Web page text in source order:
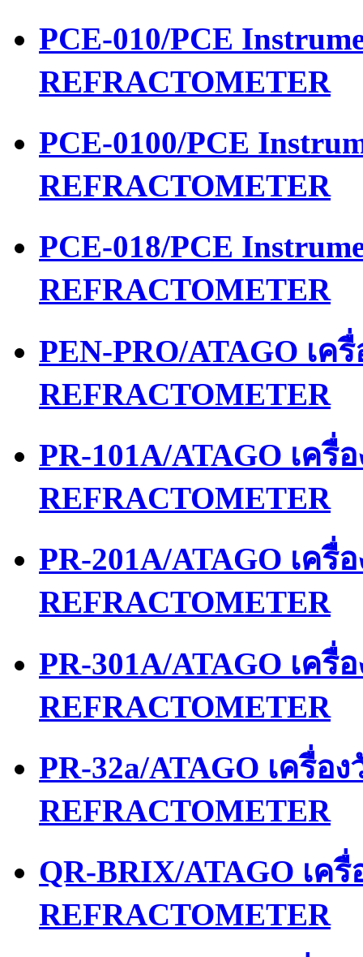
PCE-010/PCE
REFRACTOMETER
PCE-0100/PCE
REFRACTOMETER
PCE-018/PCE
REFRACTOMETER
PEN-PRO/ATAGO เ
REFRACTOMETER
PR-101A/ATAGO เค
REFRACTOMETER
PR-201A/ATAGO เค
REFRACTOMETER
PR-301A/ATAGO เค
REFRACTOMETER
PR-32a/ATAGO เครื่อ
REFRACTOMETER
QR-BRIX/ATAGO เค
REFRACTOMETER